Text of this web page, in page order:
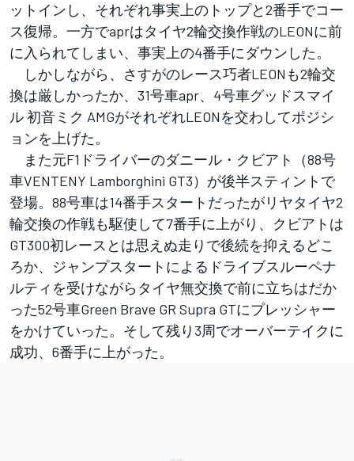
ットインし、それぞれ事実上のトップと2番手でコー
ス復帰。一方でaprはタイヤ2輪交換作戦のLEONに前
に入られてしまい、事実上の4番手にダウンした。
しかしながら、さすがのレース巧者LEONも2輪交
換は厳しかったか、31号車apr、4号車グッドスマイ
ル 初音ミク AMGがそれぞれLEONを交わしてポジシ
ョンを上げた。
また元F1ドライバーのダニール・クビアト（88号
車VENTENY Lamborghini GT3）が後半スティントで
登場。88号車は14番手スタートだったがリヤタイヤ2
輪交換の作戦も駆使して7番手に上がり、クビアトは
GT300初レースとは思えぬ走りで後続を抑えるどこ
ろか、ジャンプスタートによるドライブスルーペナ
ルティを受けながらタイヤ無交換で前に立ちはだか
った52号車Green Brave GR Supra GTにプレッシャー
をかけていった。そして残り3周でオーバーテイクに
成功、6番手に上がった。